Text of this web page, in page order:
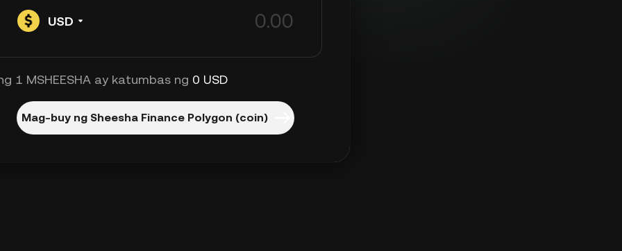
USD
1 MSHEESHA ay katumbas ng 0 USD
Mag-buy ng Sheesha Finance Polygon (coin)